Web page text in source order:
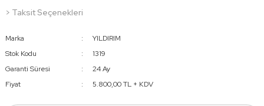
> Taksit Seçenekleri
Marka
YILDIRIM
Stok Kodu
1319
Garanti Süresi
24 Ay
Fiyat
5.800,00 TL + KDV